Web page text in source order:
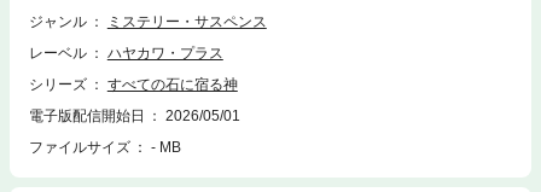
ジャンル
ミステリー・サスペンス
レーベル
ハヤカワ・プラス
シリーズ
すべての石に宿る神
電子版配信開始日
2026/05/01
ファイルサイズ
- MB